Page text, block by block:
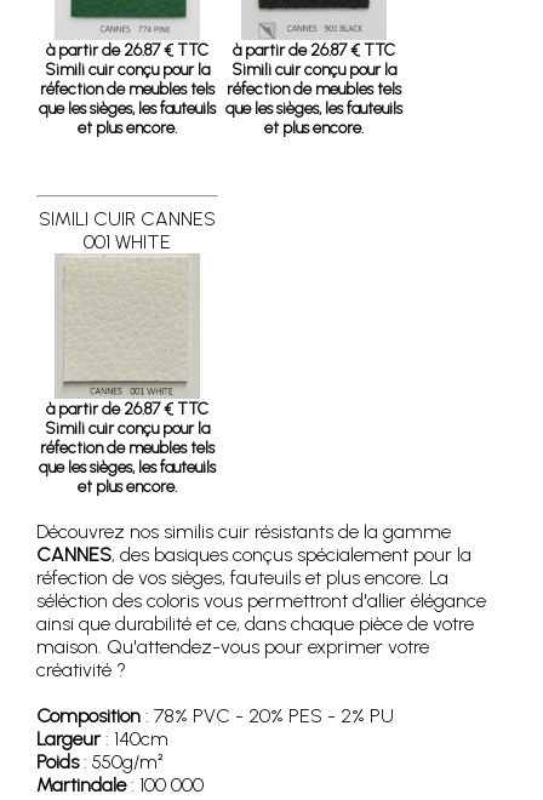
à partir de 26.87 € TTC
Simili cuir conçu pour la
réfection de meubles tels
que les sièges, les fauteuils
et plus encore.
à partir de 26.87 € TTC
Simili cuir conçu pour la
réfection de meubles tels
que les sièges, les fauteuils
et plus encore.
SIMILI CUIR CANNES
001 WHITE
à partir de 26.87 € TTC
Simili cuir conçu pour la
réfection de meubles tels
que les sièges, les fauteuils
et plus encore.
Découvrez nos similis cuir résistants de la gamme
CANNES, des basiques conçus spécialement pour la
réfection de vos sièges, fauteuils et plus encore. La
séléction des coloris vous permettront d'allier élégance
ainsi que durabilité et ce, dans chaque pièce de votre
maison. Qu'attendez-vous pour exprimer votre
créativité ?
Composition : 78% PVC - 20% PES - 2% PU
Largeur: 140cm
Poids: 550g/m²
Martindale: 100 000